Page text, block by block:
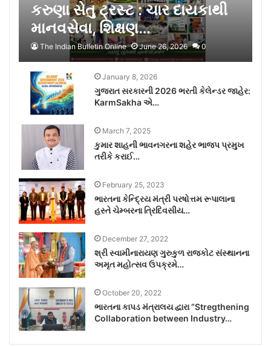
કરુણા સેતુ ટ્રસ્ટ : ચાર દાયકાથી
માનવસેવા, શિક્ષણ…
The Indian Bulletin Online June 26, 2026 0
January 8, 2026
ગુજરાત સરકારની 2026 ભરતી કેલેન્ડર જાહેર:
KarmSakha એ…
March 7, 2025
કુમાર શાહની ભાવનગરના શહેર ભાજપ પ્રમુખ
તરીકે કરાઈ…
February 25, 2023
ભારતના કેન્દ્રિય મંત્રી પરષોત્તમ રૂપાલાના
હસ્તે ચેમ્બરના ત્રિદિવસીય…
December 27, 2022
શ્રી સ્વામીનારાયણ ગુરુકુળ રાજકોટ સંસ્થાનના
અમૃત મહોત્સવ ઉપક્રમે…
October 20, 2022
ભારતના કાપડ મંત્રાલય દ્વારા “Stregthening
Collaboration between Industry…